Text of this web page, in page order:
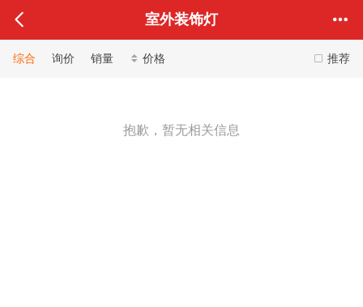
室外装饰灯
推荐
综合 询价 销量 价格
抱歉，暂无相关信息